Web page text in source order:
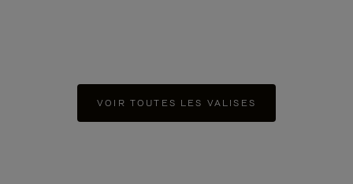
VOIR TOUTES LES VALISES